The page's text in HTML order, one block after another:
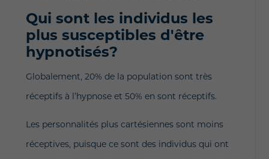
Qui sont les individus les
plus susceptibles d'être
hypnotisés?
Globalement, 20% de la population sont très
réceptifs à l’hypnose et 50% en sont réceptifs.
Les personnalités plus cartésiennes sont moins
réceptives, puisque ce sont des individus qui ont